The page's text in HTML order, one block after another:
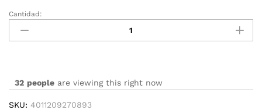
8WD4320-
5DB
cantidad
Cantidad:
32 people are viewing this right now
SKU: 4011209270893